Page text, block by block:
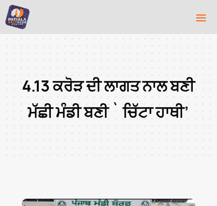
4.13 ਕਰੋੜ ਦੀ ਲਾਗਤ ਨਾਲ ਬਣੀ
ਮੱਛੀ ਮੰਡੀ ਬਣੀ ` ਚਿੱਟਾ ਹਾਥੀ’